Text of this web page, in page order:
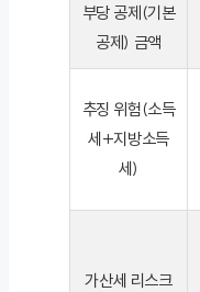
부당 공제(기본
공제) 금액
추징 위험(소득
세+지방소득
세)
가산세 리스크